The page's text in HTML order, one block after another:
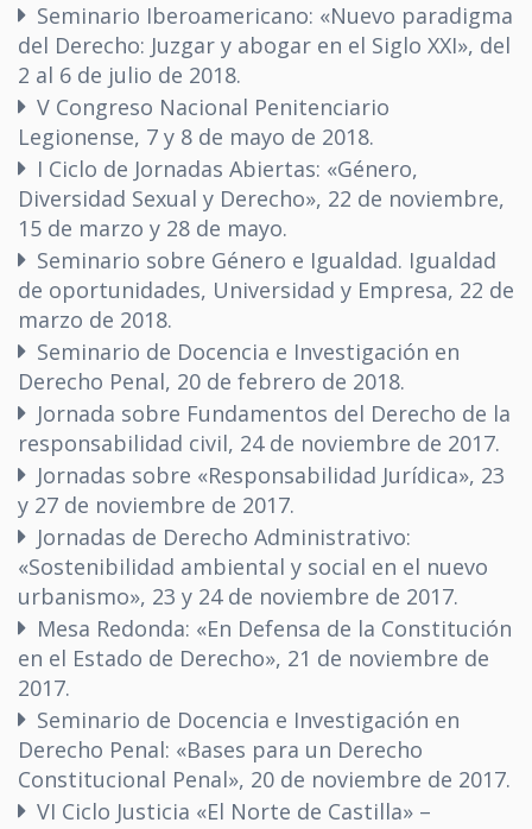
Seminario Iberoamericano: «Nuevo paradigma
del Derecho: Juzgar y abogar en el Siglo XXI», del
2 al 6 de julio de 2018.
V Congreso Nacional Penitenciario
Legionense, 7 y 8 de mayo de 2018.
I Ciclo de Jornadas Abiertas: «Género,
Diversidad Sexual y Derecho», 22 de noviembre,
15 de marzo y 28 de mayo.
Seminario sobre Género e Igualdad. Igualdad
de oportunidades, Universidad y Empresa, 22 de
marzo de 2018.
Seminario de Docencia e Investigación en
Derecho Penal, 20 de febrero de 2018.
Jornada sobre Fundamentos del Derecho de la
responsabilidad civil, 24 de noviembre de 2017.
Jornadas sobre «Responsabilidad Jurídica», 23
y 27 de noviembre de 2017.
Jornadas de Derecho Administrativo:
«Sostenibilidad ambiental y social en el nuevo
urbanismo», 23 y 24 de noviembre de 2017.
Mesa Redonda: «En Defensa de la Constitución
en el Estado de Derecho», 21 de noviembre de
2017.
Seminario de Docencia e Investigación en
Derecho Penal: «Bases para un Derecho
Constitucional Penal», 20 de noviembre de 2017.
VI Ciclo Justicia «El Norte de Castilla» –